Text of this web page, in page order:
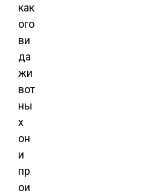
как
ого
ви
да
жи
вот
ны
х
он
и
пр
ои